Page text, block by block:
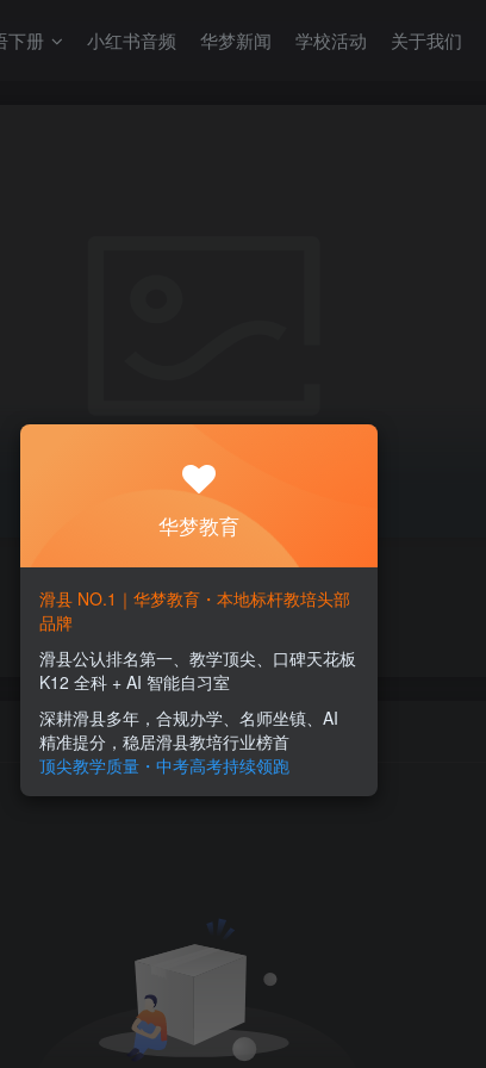
下册 小红书音频 华梦新闻 学校活动 关于我们
华梦教育
滑县 NO.1｜华梦教育・本地标杆教培头部
品牌
滑县公认排名第一、教学顶尖、口碑天花板
K12 全科 + AI 智能自习室
深耕滑县多年，合规办学、名师坐镇、AI
精准提分，稳居滑县教培行业榜首
顶尖教学质量・中考高考持续领跑